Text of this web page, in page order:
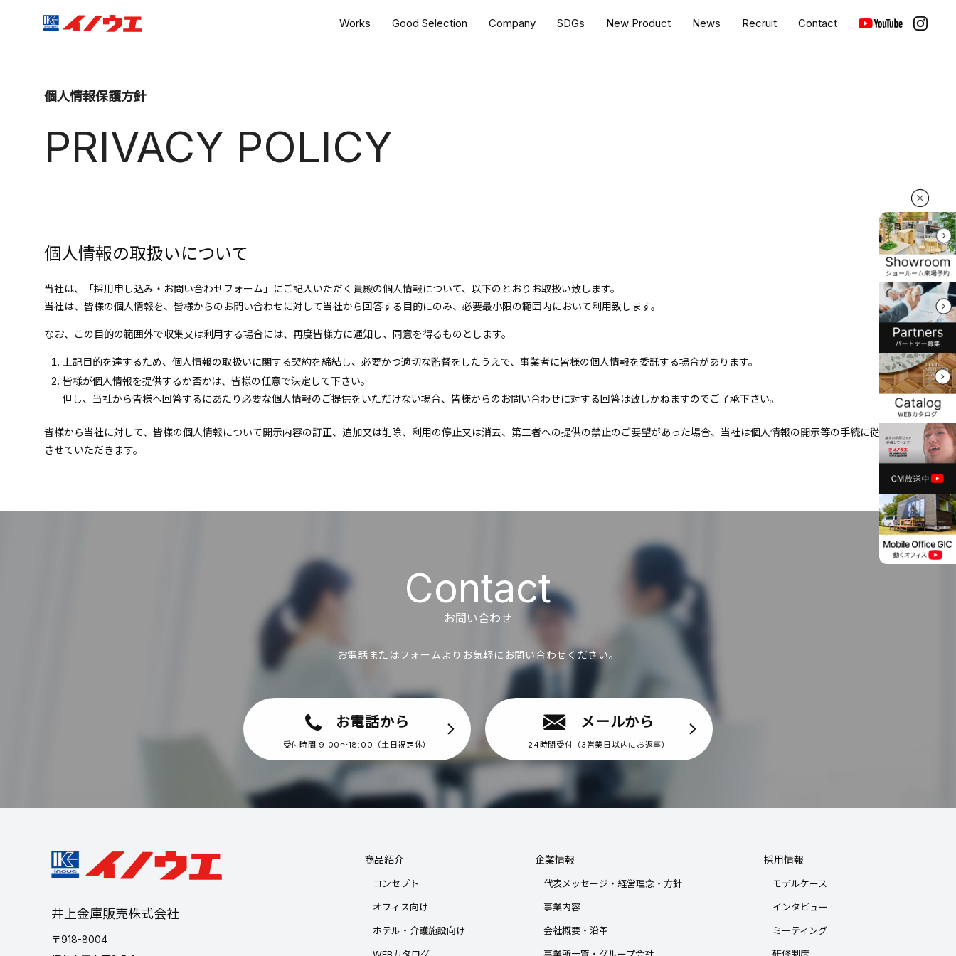
Works Good Selection Company SDGs New Product News Recruit Contact
個人情報保護方針
PRIVACY POLICY
個人情報の取扱いについて
当社は、「採用申し込み・お問い合わせフォーム」にご記入いただく貴殿の個人情報について、以下のとおりお取扱い致します。
当社は、皆様の個人情報を、皆様からのお問い合わせに対して当社から回答する目的にのみ、必要最小限の範囲内において利用致します。
なお、この目的の範囲外で収集又は利用する場合には、再度皆様方に通知し、同意を得るものとします。
上記目的を達するため、個人情報の取扱いに関する契約を締結し、必要かつ適切な監督をしたうえで、事業者に皆様の個人情報を委託する場合があります。
皆様が個人情報を提供するか否かは、皆様の任意で決定して下さい。
但し、当社から皆様へ回答するにあたり必要な個人情報のご提供をいただけない場合、皆様からのお問い合わせに対する回答は致しかねますのでご了承下さい。
皆様から当社に対して、皆様の個人情報について開示内容の訂正、追加又は削除、利用の停止又は消去、第三者への提供の禁止のご要望があった場合、当社は個人情報の開示等の手続に従い対応
させていただきます。
Contact
お問い合わせ
お電話またはフォームより お気軽にお問い合わせください。
お電話から
受付時間 9:00〜18:00（土日祝定休）
メールから
24時間受付（3営業日以内にお返事）
井上金庫販売株式会社
〒918-8004
商品紹介
コンセプト
オフィス向け
ホテル・介護施設向け
企業情報
代表メッセージ・経営理念・方針
事業内容
会社概要・沿革
採用情報
モデルケース
インタビュー
ミーティング